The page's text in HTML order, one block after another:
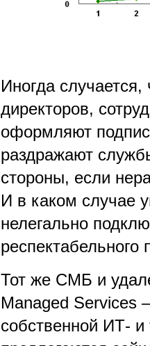
Иногда
директоров,
оформляют
раздражают
стороны, если
И в каком случае
нелегально
респектабельного
Тот же СМБ и
Managed Services
собственной ИТ-